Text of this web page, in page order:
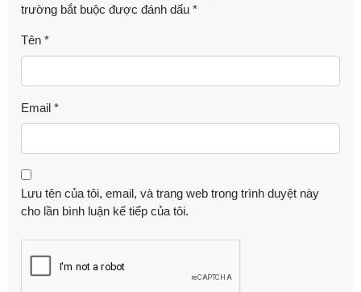
trường bắt buộc được đánh dấu *
Tên *
Email *
Lưu tên của tôi, email, và trang web trong trình duyệt này
cho lần bình luận kế tiếp của tôi.